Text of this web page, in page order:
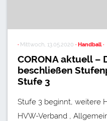
· Mittwoch, 13.05.2020 · Handball ·
CORONA aktuell –
beschließen
Stufe 3
Stufe 3 beginnt, weitere
HVW-Verband ,